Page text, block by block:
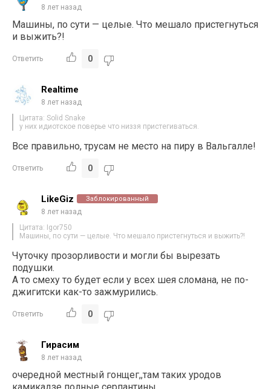
8 лет назад
Машины, по сути — целые. Что мешало пристегнуться
и выжить?!
Ответить 0
Realtime
8 лет назад
Цитата: Solid Snake
у них идиотское поверье что низзя пристегиваться.
Все правильно, трусам не место на пиру в Вальгалле!
Ответить 0
LikeGiz Заблокированный
8 лет назад
Цитата: Igor750
Машины, по сути — целые. Что мешало пристегнуться и выжить?!
Чуточку прозорливости и могли бы вырезать
подушки.
А то смеху то будет если у всех шея сломана, не по-
джигитски как-то зажмурились.
Ответить 0
Гирасим
8 лет назад
очередной местный гонщег,,там таких уродов